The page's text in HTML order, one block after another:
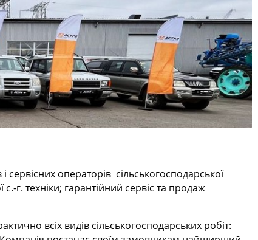
операторів сільськогосподарської
г. техніки; гарантійний сервіс та продаж
всіх видів сільськогосподарських робіт: